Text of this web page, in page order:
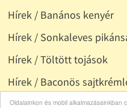
Oldalainkon és mobil alkalmazásainkban
Hírek / Banános kenyér
Hírek / Sonkaleves
Hírek / Töltött tojások
Hírek / Baconös
Hírek / Mazsolás-